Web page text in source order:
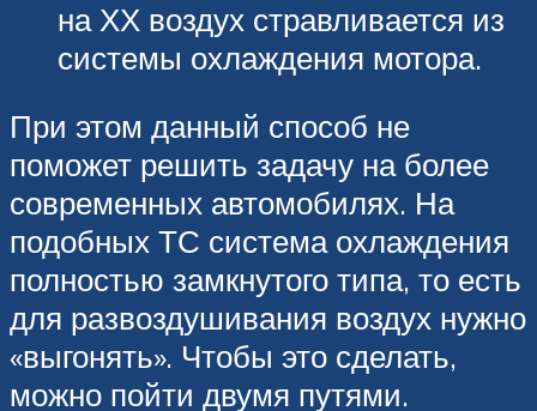
на ХХ воздух стравливается из
системы охлаждения мотора.
При этом данный способ не
поможет решить задачу на более
современных автомобилях. На
подобных ТС система охлаждения
полностью замкнутого типа, то есть
для развоздушивания воздух нужно
«выгонять». Чтобы это сделать,
можно пойти двумя путями.